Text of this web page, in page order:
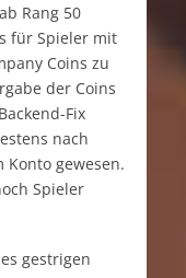
Rang 50
für Spieler mit
Coins zu
der Coins
Fix
nach
gewesen.
Spieler
gestrigen